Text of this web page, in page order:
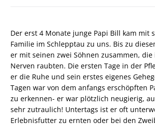
Der erst 4 Monate junge Papi Bill kam mit
Familie im Schlepptau zu uns. Bis zu
er mit seinen zwei Söhnen zusammen,
Nerven raubten. Die ersten Tage in der
er die Ruhe und sein erstes eigenes
Tagen war von dem anfangs erschöpften
zu erkennen- er war plötzlich neugierig,
sehr zutraulich! Untertags ist er oft
Erlebnisfutter zu ernten oder bei den